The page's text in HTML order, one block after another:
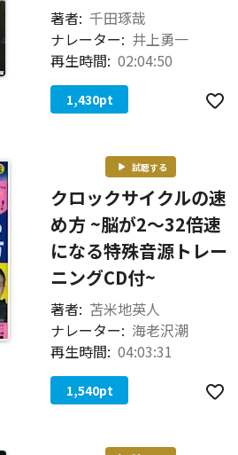
著者: 千田琢哉
ナレーター: 井上勇一
再生時間: 02:04:50
1,430pt
試聴する
クロックサイクルの速
め方 ~脳が2～32倍速
になる特殊音源トレー
ニングCD付~
著者: 苫米地英人
ナレーター: 海老沢潮
再生時間: 04:03:31
1,540pt